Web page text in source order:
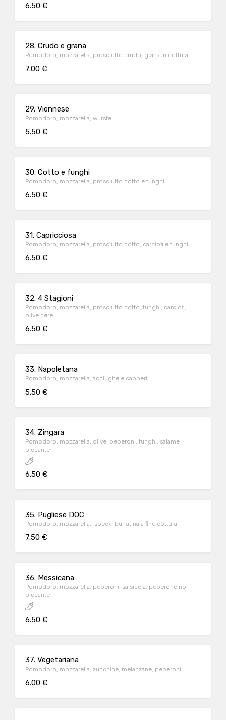
6.50 €
28. Crudo e grana
Pomodoro, mozzarella, prosciutto crudo, grana in cottura
7.00 €
29. Viennese
Pomodoro, mozzarella, wurstel
5.50 €
30. Cotto e funghi
Pomodoro, mozzarella, prosciutto cotto e funghi
6.50 €
31. Capricciosa
Pomodoro, mozzarella, prosciutto cotto, carciofi e funghi
6.50 €
32. 4 Stagioni
Pomodoro, mozzarella, prosciutto cotto, funghi, carciofi,
olive nere
6.50 €
33. Napoletana
Pomodoro, mozzarella, acciughe e capperi
5.50 €
34. Zingara
Pomodoro, mozzarella, olive, peperoni, funghi, salame
piccante
6.50 €
35. Pugliese DOC
Pomodoro, mozzarella,, speck, burratina a fine cottura
7.50 €
36. Messicana
Pomodoro, mozzarella, peperoni, salsiccia, peperoncino
piccante
6.50 €
37. Vegetariana
Pomodoro, mozzarella, zucchine, melanzane, peperoni
6.00 €